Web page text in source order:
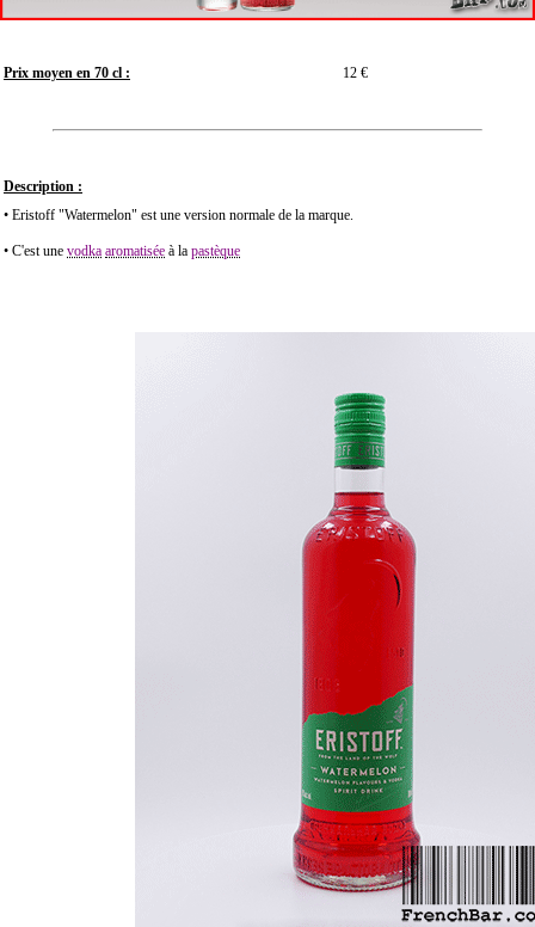
Prix moyen en 70 cl : 12 €
Description :
• Eristoff "Watermelon" est une version normale de la marque.
• C'est une vodka aromatisée à la pastèque